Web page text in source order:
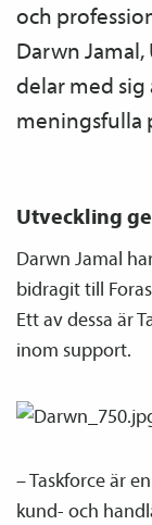
och
Darwn
delar med sig
meningsfulla
Utveckling
Darwn Jamal
bidragit till
Ett av dessa är
inom support.
– Taskforce är
kund- och